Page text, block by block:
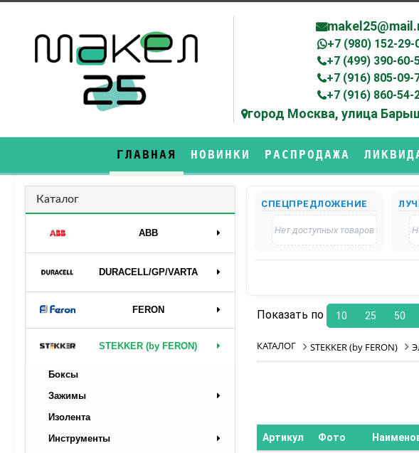
+7 (980) 152-29-
+7 (499) 390-60-
+7 (916) 805-09-
+7 (916) 860-54-
город Москва, улица
ГЛАВНАЯ НОВИНКИ РАСПРОДАЖА
Каталог
ABB
DURAСELL/GP/VARTA
FERON
STEKKER (by FERON)
Боксы
Зажимы
Изолента
Инструменты
СПЕЦПРЕДЛОЖЕНИЕ
Нет доступных товаров
Показать по 10 25 50
КАТАЛОГ STEKKER (by FERON)
Артикул Фото